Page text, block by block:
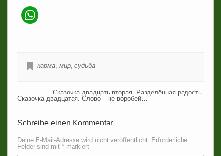
карма, мир, судьба
Сказочка двадцать вторая. Разделённая радость.
Сказочка двадцатая. Слово – не воробей…
Schreibe einen Kommentar
Deine E-Mail-Adresse wird nicht veröffentlicht. Erforderliche
Felder sind mit *markiert